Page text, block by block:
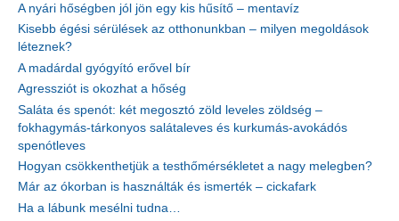
A nyári hőségben jól jön egy kis hűsítő – mentavíz
Kisebb égési sérülések az otthonunkban – milyen megoldások
léteznek?
A madárdal gyógyító erővel bír
Agressziót is okozhat a hőség
Saláta és spenót: két megosztó zöld leveles zöldség –
fokhagymás-tárkonyos salátaleves és kurkumás-avokádós
spenótleves
Hogyan csökkenthetjük a testhőmérsékletet a nagy melegben?
Már az ókorban is használták és ismerték – cickafark
Ha a lábunk mesélni tudna…